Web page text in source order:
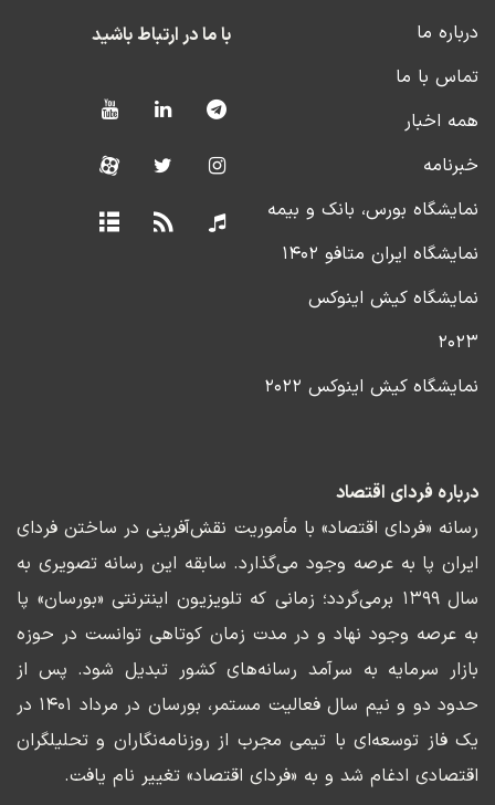
درباره ما
تماس با ما
همه اخبار
خبرنامه
نمایشگاه بورس، بانک و بیمه
نمایشگاه ایران متافو ۱۴۰۲
نمایشگاه کیش اینوکس
۲۰۲۳
نمایشگاه کیش اینوکس ۲۰۲۲
با ما در ارتباط باشید
درباره فردای اقتصاد
رسانه «فردای اقتصاد» با مأموریت نقش‌آفرینی در ساختن فردای
ایران پا به عرصه وجود می‌گذارد. سابقه این رسانه تصویری به
سال ۱۳۹۹ برمی‌گردد؛ زمانی که تلویزیون اینترنتی «بورسان» پا
به عرصه وجود نهاد و در مدت زمان کوتاهی توانست در حوزه
بازار سرمایه به سرآمد رسانه‌های کشور تبدیل شود. پس از
حدود دو و نیم سال فعالیت مستمر، بورسان در مرداد ۱۴۰۱ در
یک فاز توسعه‌ای با تیمی مجرب از روزنامه‌نگاران و تحلیلگران
اقتصادی ادغام شد و به «فردای اقتصاد» تغییر نام یافت.